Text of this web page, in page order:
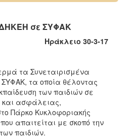
σε ΣΥΦΑΚ
Ηράκλειο 30-3-17
τα Συνεταιρισμένα
τα οποία θέλοντας
των παιδιών σε
και ασφάλειας,
Πάρκο Κυκλοφοριακής
απαιτείται με σκοπό την
παιδιών.